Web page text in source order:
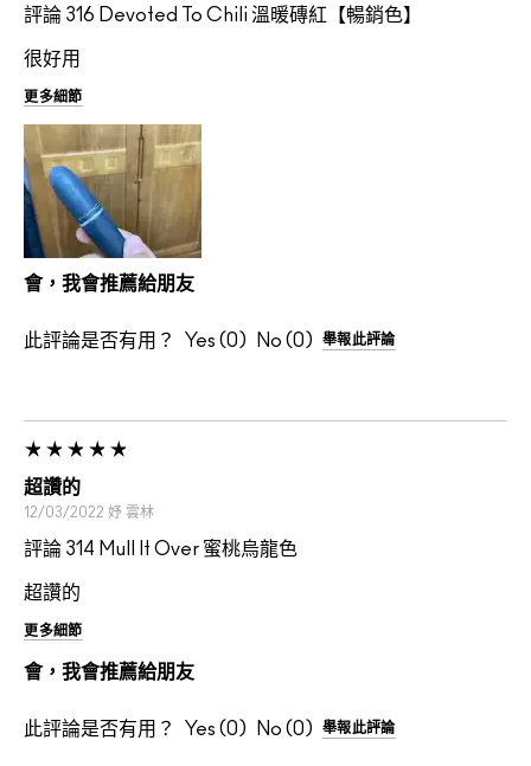
評論 316 Devoted To Chili 溫暖磚紅【暢銷色】
很好用
更多細節
會，我會推薦給朋友
此評論是否有用？ 0 0 舉報此評論
超讚的
12/03/2022 妤 雲林
評論 314 Mull It Over 蜜桃烏龍色
超讚的
更多細節
會，我會推薦給朋友
此評論是否有用？ 0 0 舉報此評論